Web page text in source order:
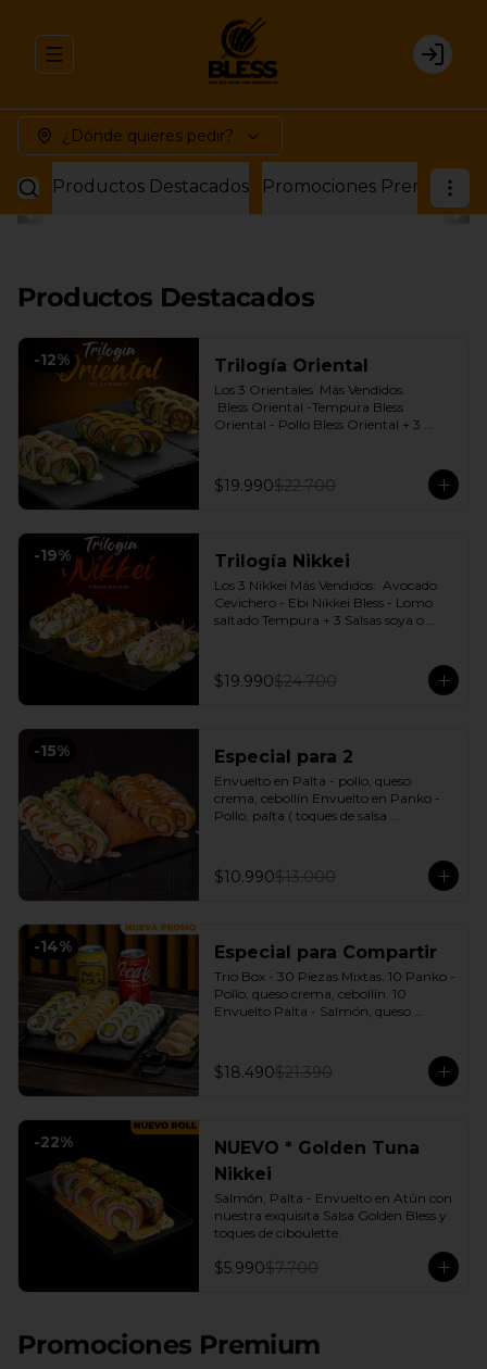
Abrir menu de navegación Login
¿Dónde quieres pedir?
Productos Destacados Promociones Premium
Productos Destacados
-12% Trilogía Oriental
Los 3 Orientales  Más Vendidos.
Bless Oriental -Tempura Bless
Oriental - Pollo Bless Oriental + 3
$19.990$22.700
-19% Trilogía Nikkei
Los 3 Nikkei Más Vendidos:  Avocado
Cevichero - Ebi Nikkei Bless - Lomo
saltado Tempura + 3 Salsas soya o
$19.990$24.700
-15% Especial para 2
Envuelto en Palta - pollo, queso
crema, cebollín Envuelto en Panko -
Pollo, palta ( toques de salsa
2 Salsa soya
$10.990$13.000
-14% Especial para Compartir
Trio Box - 30 Piezas Mixtas. 10 Panko -
Pollo, queso crema, cebollín. 10
Envuelto Palta - Salmón, queso
2 Bebidas Elección | 3 Salsas a Elección
Soya o Agridulce Bless.
$18.490$21.390
-22%
NUEVO * Golden Tuna
Nikkei
Salmón, Palta - Envuelto en Atún con
nuestra exquisita Salsa Golden Bless y
toques de ciboulette.
$5.990$7.700
Promociones Premium